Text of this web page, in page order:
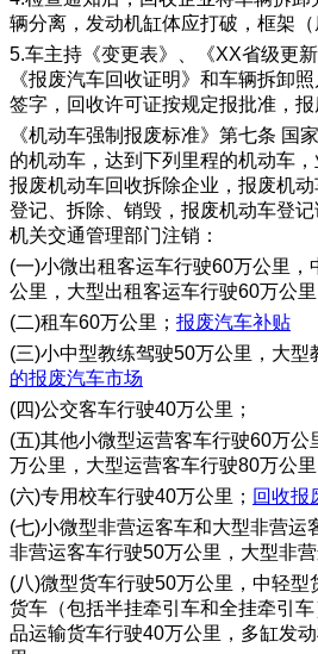
辆分离，发动机缸体应打破，框架（
5.车主持《变更表》、《XX省级更
《报废汽车回收证明》和车辆拆卸
签字，回收许可证按规定报批准，报
《机动车强制报废标准》第七条 国
的机动车，达到下列里程的机动车
报废机动车回收拆除企业，报废机
登记、拆除、销毁，报废机动车登
机关交通管理部门注销：
(一)小微出租客运车行驶60万公里
公里，大型出租客运车行驶60万公里
(二)租车60万公里； 报废汽车补贴
(三)小中型教练驾驶50万公里，大型
的报废汽车市场
(四)公交客车行驶40万公里；
(五)其他小微型运营客车行驶60万
万公里，大型运营客车行驶80万公里
(六)专用校车行驶40万公里； 回收报
(七)小微型非营运客车和大型非营运
非营运客车行驶50万公里，大型非
(八)微型货车行驶50万公里，中轻型
货车（包括半挂牵引车和全挂牵引
品运输货车行驶40万公里，多缸发